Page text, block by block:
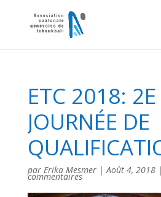
ETC 2018: 2E
JOURNÉE DE
par Erika Mesmer|Août 4, 2018|
commentaires